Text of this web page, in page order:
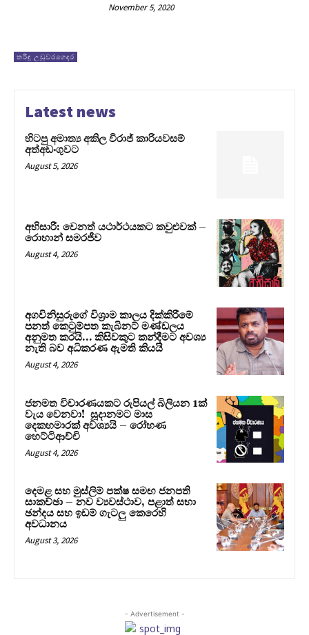
තරිඳු උඩුවරගෙදර
November 5, 2020
Latest news
හිටපු අමාත්‍ය අකිල විරාජ් කාරියවසම්
අත්අඩංගුවට
August 5, 2026
අභිසාරී: වෙනත් යථාර්ථයකට කවුළුවක් –
රොහාන් සමරජීව
August 4, 2026
අගවිනිසුරුගේ විශ්‍රාම කාලය දික්කිරීමේ
පනත් කෙටුම්පත කැබිනට් මණ්ඩලය
අනුමත කරයි… කිසිවකුට කන්දීමට අවශ්‍ය
නැති බව අධිකරණ ඇමති කියයි
August 4, 2026
ජනමත විචාරණයකට රුපියල් බිලියන 1ක්
වැය වෙනවා! සූදානමට මාස
දෙකහමාරක් අවශ්‍යයි – රෝහණ
හෙට්ටිආච්චි
August 4, 2026
දෙමළ සහ මුස්ලිම් පක්ෂ සමඟ ජනපති
සාකච්ඡා – නව ව්‍යවස්ථාව, පළාත් සභා
ඡන්දය සහ ඉඩම් ගැටලු කෙරෙහි
අවධානය
August 3, 2026
- Advertisement -